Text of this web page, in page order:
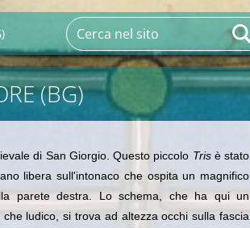
(BG)
di San Giorgio. Questo piccolo Tris è stato
libera sull'intonaco che ospita un magnifico
parete destra. Lo schema, che ha qui un
che ludico, si trova ad altezza occhi sulla fascia